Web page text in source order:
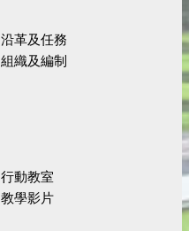
沿革及任務
組織及編制
行動教室
教學影片